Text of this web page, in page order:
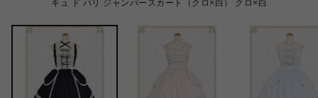
キュ ド パリ ジャンパースカート（クロ×白） クロ×白